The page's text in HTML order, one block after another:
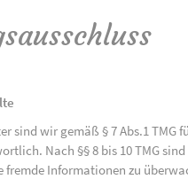
sind wir gemäß § 7 Abs.1
Nach §§ 8 bis 10 TMG
fremde Informationen zu